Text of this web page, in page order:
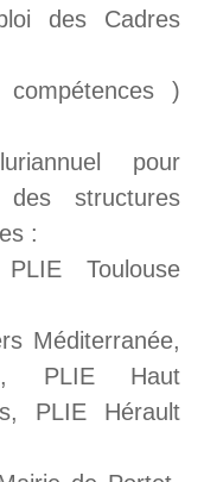
des Cadres
compétences )
pour
des structures
:
Toulouse
Méditerranée,
PLIE Haut
PLIE Hérault